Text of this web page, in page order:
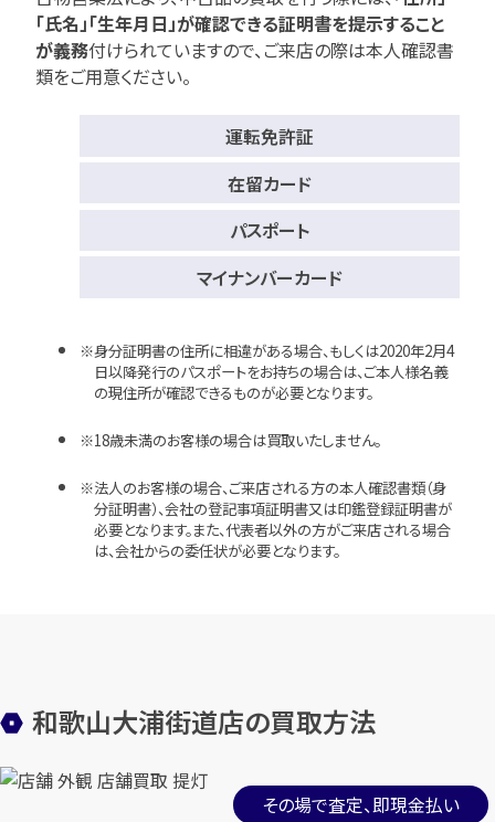
「氏名」「生年月日」が確認できる証明書を提示すること
が義務付けられていますので、ご来店の際は本人確認書
類をご用意ください。
運転免許証
在留カード
パスポート
マイナンバーカード
身分証明書の住所に相違がある場合、もしくは2020年2月4
日以降発行のパスポートをお持ちの場合は、ご本人様名義
の現住所が確認できるものが必要となります。
18歳未満のお客様の場合は買取いたしません。
法人のお客様の場合、ご来店される方の本人確認書類（身
分証明書）、会社の登記事項証明書又は印鑑登録証明書が
必要となります。また、代表者以外の方がご来店される場合
は、会社からの委任状が必要となります。
和歌山大浦街道店の買取方法
その場で査定、即現金払い